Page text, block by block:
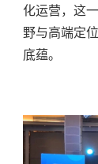
化运营，这
野与高端定
底蕴。